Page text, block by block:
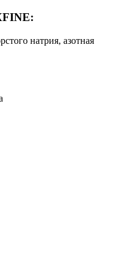
натрия, азотная